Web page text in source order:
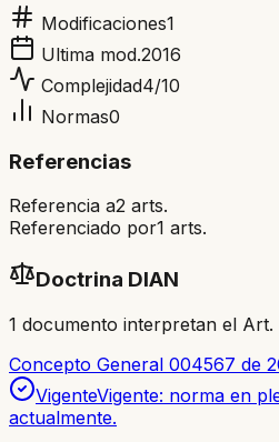
Modificaciones1
Ultima mod.2016
Complejidad4/10
Normas0
Referencias
Referencia a2 arts.
Referenciado por1 arts.
Doctrina DIAN
1 documento interpretan el Art.
Concepto General 004567 de
VigenteVigente: norma en
actualmente.